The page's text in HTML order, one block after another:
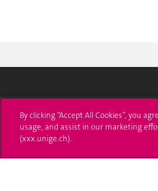
24 rue du Général-Dufour
T. +41 (0)22 379 71 11
By clicking “Accept All Cookies”, you
usage, and assist in our marketing
(xxx.unige.ch).